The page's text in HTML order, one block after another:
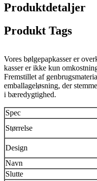
Produktdetaljer
Produkt Tags
Vores bølgepapkasser er
kasser er ikke kun
Fremstillet af
emballageløsning, der
i bæredygtighed.
Spec
Størrelse
Design
Navn
Slutte